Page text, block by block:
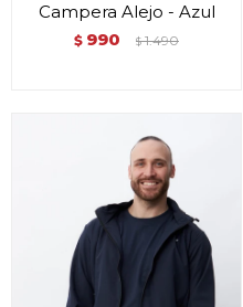
Campera Alejo - Azul
$ 990 $ 1.490